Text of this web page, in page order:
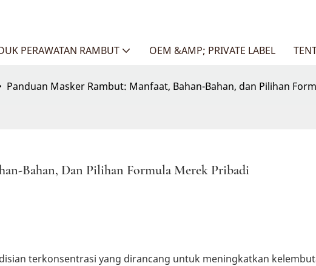
PERAWATAN RAMBUT OEM &AMP; PRIVATE LABEL
Panduan Masker Rambut: Manfaat, Bahan-Bahan, dan Pilihan
Bahan, Dan Pilihan Formula Merek Pribadi
terkonsentrasi yang dirancang untuk meningkatkan